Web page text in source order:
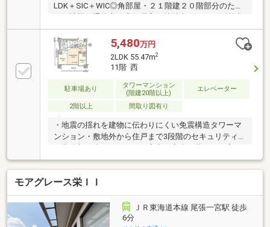
LDK＋SIC＋WIC◎角部屋・２１階建２０階部分のた
上【周辺施設】◎ヒルトン名古屋まで１４０ｍ（徒歩
２分）◎テラッセ納屋橋まで５２０ｍ（徒歩７分）◎
セブンイレブン名古屋栄１仲ノ町店まで０ｍ（徒歩０
分）
5,480万円
2LDK 55.47m2
11階 西
駐車場あり
タワーマンション
(階建20階以上)
エレベーター
2階以上 間取り図有り
・地震の揺れを建物に伝わりにくい免震構造タワーマ
ンション・敷地外から住戸まで3段階のセキュリティ
現・コンシェルジュが常駐し、多様なサービスを利用
いただけます・カバンやポケットに入れたままでオー
トロックを自動で解除できる「Tebraキー」を採用し
ております・ホテルライクな内廊下設計です・北西角
住戸につき、日照・眺望・通風良好・約10帖のリビン
グダイニングは、西向きの窓で日当たり良好・リビン
モアグレース栄ＩＩ
ＪＲ東海道本線 尾張一宮駅 徒歩
6分